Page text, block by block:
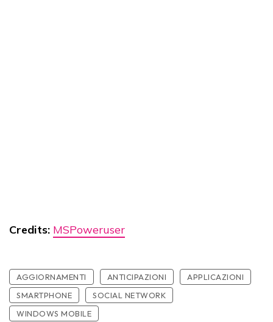
Credits: MSPoweruser
AGGIORNAMENTI ANTICIPAZIONI
APPLICAZIONI
SMARTPHONE
SOCIAL NETWORK
WINDOWS MOBILE